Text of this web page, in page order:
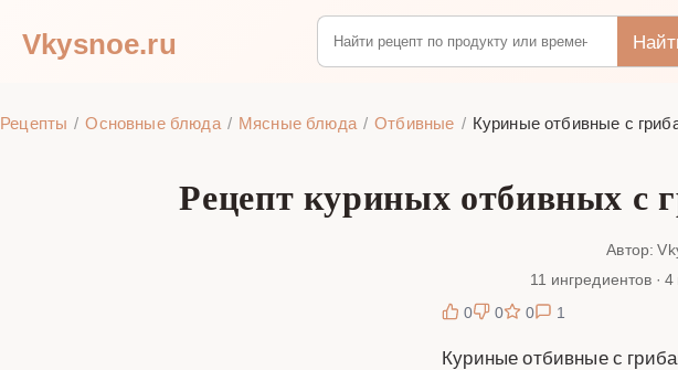
Vkysnoe.ru
Рецепты Основные блюда Мясные блюда Отбивные Куриные отбивные с
Рецепт куриных отбивных с
Автор:
11 ингредиентов ·
0
0 0 1
Куриные отбивные с